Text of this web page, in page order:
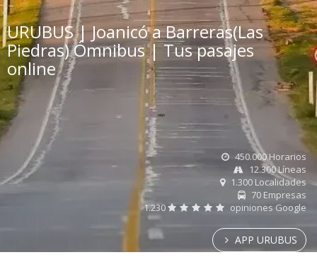
URUBUS | Joanicó a Barreras(Las
Piedras) Ómnibus | Tus pasajes
online
450.000 Horarios
12.300 Líneas
1.300 Localidades
70 Empresas
1.230
opiniones Google
APP URUBUS